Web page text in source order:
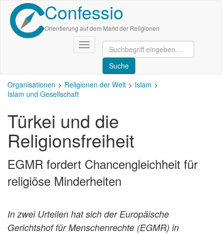
Direkt
zum
Inhalt
Confessio
Orientierung auf dem Markt der Religionen
Navigation
aktivieren/deaktivieren
Organisationen Religionen der Welt
Islam
Islam und Gesellschaft
Türkei und die
Religionsfreiheit
EGMR fordert Chancengleichheit für
religiöse Minderheiten
In zwei Urteilen hat sich der Europäische
Gerichtshof für Menschenrechte (EGMR) in